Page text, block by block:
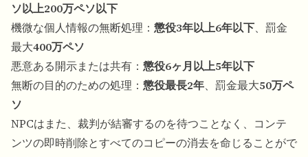
ソ以上200万ペソ以下
機微な個人情報の無断処理： 懲役3年以上6年以下、罰金
最大400万ペソ
悪意ある開示または共有： 懲役6ヶ月以上5年以下
無断の目的のための処理： 懲役最長2年、罰金最大50万ペ
ソ
NPCはまた、裁判が結審するのを待つことなく、コンテ
ンツの即時削除とすべてのコピーの消去を命じることがで